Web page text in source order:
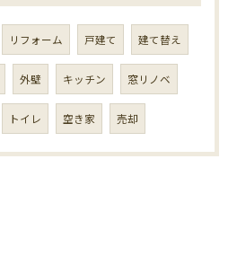
リフォーム 戸建て 建て替え
外壁 キッチン 窓リノベ
トイレ 空き家 売却